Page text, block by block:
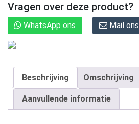
Vragen over deze product?
WhatsApp ons Mail ons
Beschrijving Omschrijving
Aanvullende informatie